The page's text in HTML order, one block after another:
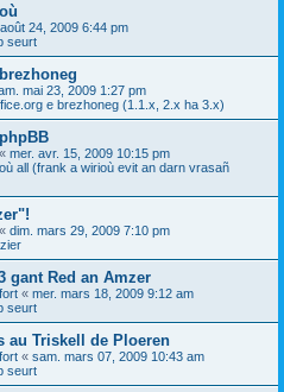
24, 2009 6:44 pm
seurt
mai 23, 2009 1:27 pm
e brezhoneg (1.1.x, 2.x ha 3.x)
« mer. avr. 15, 2009 10:15 pm
all (frank a wirioù evit an darn vrasañ
« dim. mars 29, 2009 7:10 pm
gant Red an Amzer
« mer. mars 18, 2009 9:12 am
seurt
au Triskell de Ploeren
« sam. mars 07, 2009 10:43 am
seurt